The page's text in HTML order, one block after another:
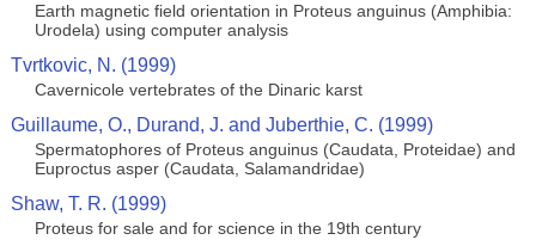
Earth magnetic field orientation in Proteus anguinus (Amphibia:
Urodela) using computer analysis
Tvrtkovic, N. (1999)
Cavernicole vertebrates of the Dinaric karst
Guillaume, O., Durand, J. and Juberthie, C. (1999)
Spermatophores of Proteus anguinus (Caudata, Proteidae) and
Euproctus asper (Caudata, Salamandridae)
Shaw, T. R. (1999)
Proteus for sale and for science in the 19th century